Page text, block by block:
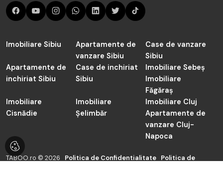
Apartamente 2 camere de vânzare în Sibiu zona Tilisca
Apartamente 2 camere de vânzare în Sibiu zona
Apartamente 2 camere de vânzare în Sibiu zona Trei
contact@taboo.ro
Program
Luni - Vineri: 09:00 - 18:00
Imobiliare Sibiu
Apartamente de
vanzare Sibiu
Case de vanzare
Sibiu
Apartamente de
inchiriat Sibiu
Case de inchiriat
Sibiu
Imobiliare Sebeș
Imobiliare
Făgăraș
Imobiliare
Cisnădie
Imobiliare
Șelimbăr
Imobiliare Cluj
Apartamente de
vanzare Cluj-
Napoca
TABOO.ro © 2026 Politica de Confidentialitate Politica de